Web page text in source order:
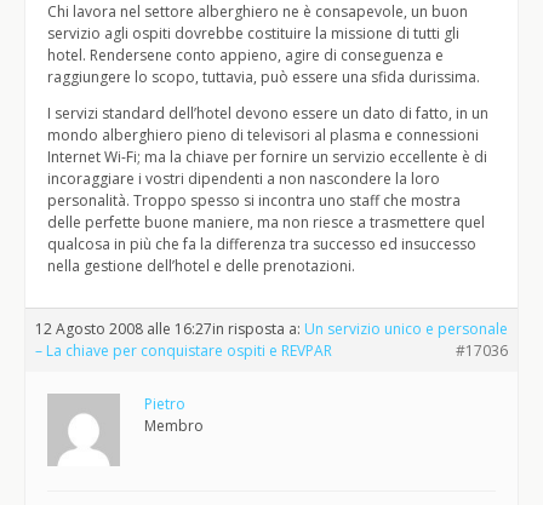
Chi lavora nel settore alberghiero ne è consapevole, un buon
servizio agli ospiti dovrebbe costituire la missione di tutti gli
hotel. Rendersene conto appieno, agire di conseguenza e
raggiungere lo scopo, tuttavia, può essere una sfida durissima.
I servizi standard dell’hotel devono essere un dato di fatto, in un
mondo alberghiero pieno di televisori al plasma e connessioni
Internet Wi-Fi; ma la chiave per fornire un servizio eccellente è di
incoraggiare i vostri dipendenti a non nascondere la loro
personalità. Troppo spesso si incontra uno staff che mostra
delle perfette buone maniere, ma non riesce a trasmettere quel
qualcosa in più che fa la differenza tra successo ed insuccesso
nella gestione dell’hotel e delle prenotazioni.
12 Agosto 2008 alle 16:27in risposta a: Un servizio unico e personale
– La chiave per conquistare ospiti e REVPAR
#17036
Pietro
Membro